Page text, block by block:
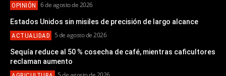
OPINIÓN 6 de agosto de 2026
Estados Unidos sin misiles de precisión de largo alcance
ACTUALIDAD 5 de agosto de 2026
Sequía reduce al 50 % cosecha de café, mientras caficultores
reclaman aumento